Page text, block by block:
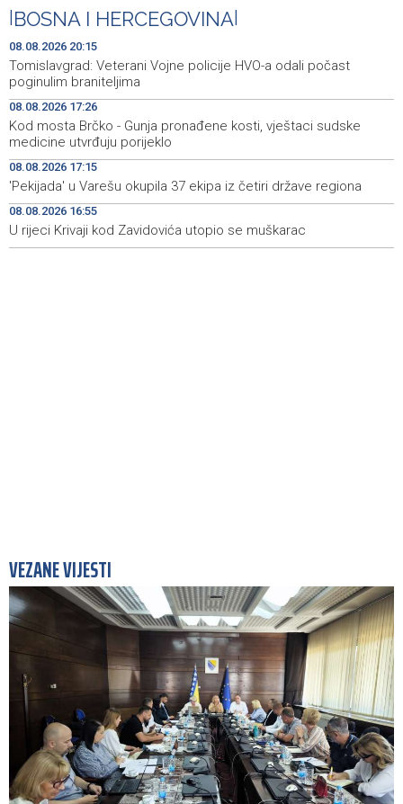
18:21
Iranski šef sigurnosti: Hormuški moreuz će ostati
zatvoren dok SAD ne ispuni zahtjeve Teherana
18:09
Iran 'vrlo blizu' dogovora s Omanom o novoj Hormuškoj
brodskoj ruti
18:05
Koncertom Marije Šerifović večeras se zatvara
manifestacija 'Dani dijaspore Travnik 2026'
17:26
Kod mosta Brčko - Gunja pronađene kosti, vještaci
sudske medicine utvrđuju porijeklo
17:15
'Pekijada' u Varešu okupila 37 ekipa iz četiri države
regiona
BOSNA I HERCEGOVINA
08.08.2026 20:15
Tomislavgrad: Veterani Vojne policije HVO-a odali počast
poginulim braniteljima
08.08.2026 17:26
Kod mosta Brčko - Gunja pronađene kosti, vještaci sudske
medicine utvrđuju porijeklo
08.08.2026 17:15
'Pekijada' u Varešu okupila 37 ekipa iz četiri države regiona
08.08.2026 16:55
U rijeci Krivaji kod Zavidovića utopio se muškarac
VEZANE VIJESTI